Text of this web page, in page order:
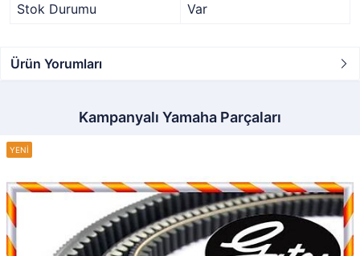
Stok Durumu
Var
Ürün Yorumları
Kampanyalı Yamaha Parçaları